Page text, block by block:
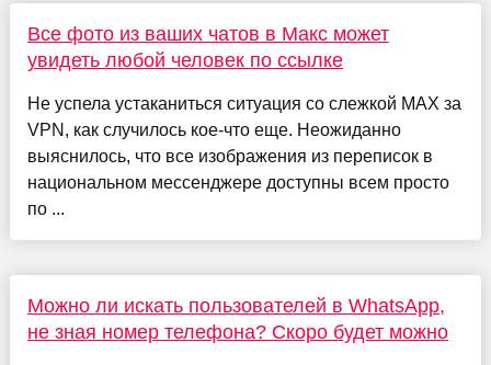
Все фото из ваших чатов в Макс может
увидеть любой человек по ссылке
Не успела устаканиться ситуация со слежкой MAX за
VPN, как случилось кое-что еще. Неожиданно
выяснилось, что все изображения из переписок в
национальном мессенджере доступны всем просто
по ...
Можно ли искать пользователей в WhatsApp,
не зная номер телефона? Скоро будет можно